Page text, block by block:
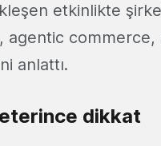
etkinlikte
agentic commerce,
anlattı.
dikkat